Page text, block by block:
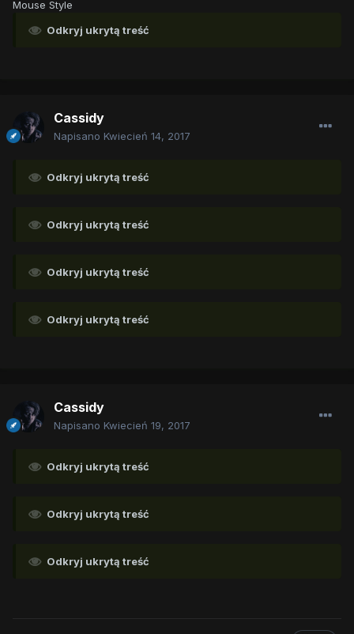
Mouse Style
Odkryj ukrytą treść
Cassidy
Napisano Kwiecień 14, 2017
Odkryj ukrytą treść
Odkryj ukrytą treść
Odkryj ukrytą treść
Odkryj ukrytą treść
Cassidy
Napisano Kwiecień 19, 2017
Odkryj ukrytą treść
Odkryj ukrytą treść
Odkryj ukrytą treść